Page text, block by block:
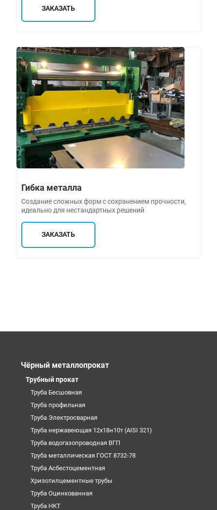
ЗАКАЗАТЬ
Гибка металла
Создание сложных форм с сохранением прочности,
идеально для нестандартных решений
ЗАКАЗАТЬ
Чёрный металлопрокат
Трубный прокат
Труба Бесшовная
Труба профильная
Труба Электросварная
Труба нержавеющая 12х18н10т (AISI 321)
Труба водогазопроводная ВГП
Труба металлическая ГОСТ 8732-78
Труба Асбестоцементная
Хризотилцементные трубы
Труба Оцинкованная
Труба НКТ